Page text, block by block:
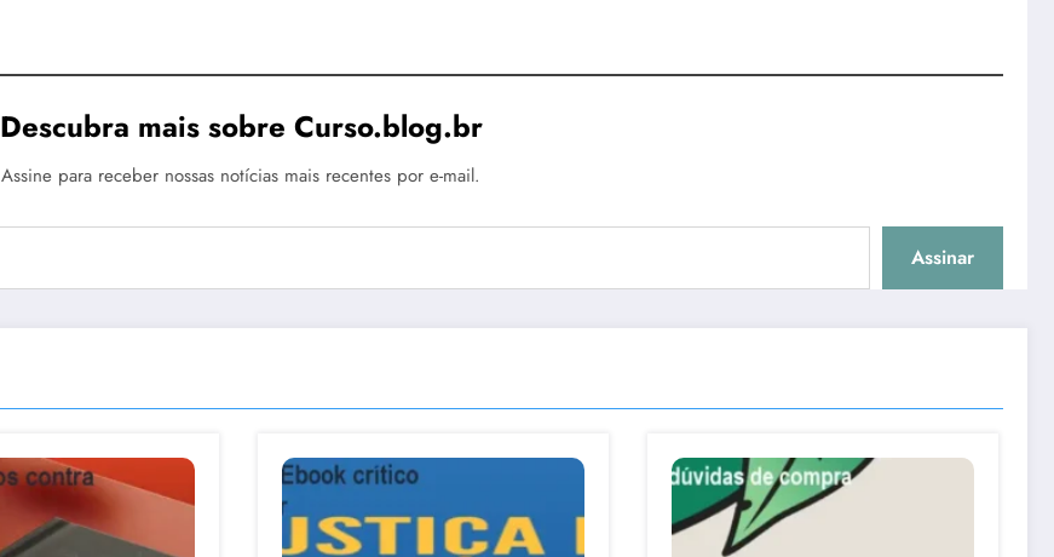
Descubra mais sobre Curso.blog.br
Assine para receber nossas notícias mais recentes por e-mail.
Assinar